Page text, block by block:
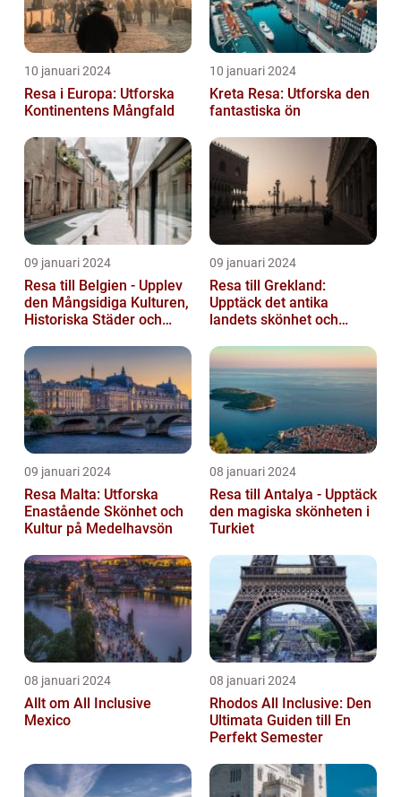
10 januari 2024
Resa i Europa: Utforska
Kontinentens Mångfald
10 januari 2024
Kreta Resa: Utforska den
fantastiska ön
09 januari 2024
Resa till Belgien - Upplev
den Mångsidiga Kulturen,
Historiska Städer och
09 januari 2024
Resa till Grekland:
Upptäck det antika
landets skönhet och
09 januari 2024
Resa Malta: Utforska
Enastående Skönhet och
Kultur på Medelhavsön
08 januari 2024
Resa till Antalya - Upptäck
den magiska skönheten i
Turkiet
08 januari 2024
Allt om All Inclusive
Mexico
08 januari 2024
Rhodos All Inclusive: Den
Ultimata Guiden till En
Perfekt Semester